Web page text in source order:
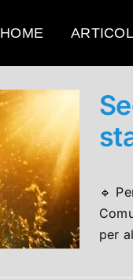
HOME
🔹
per